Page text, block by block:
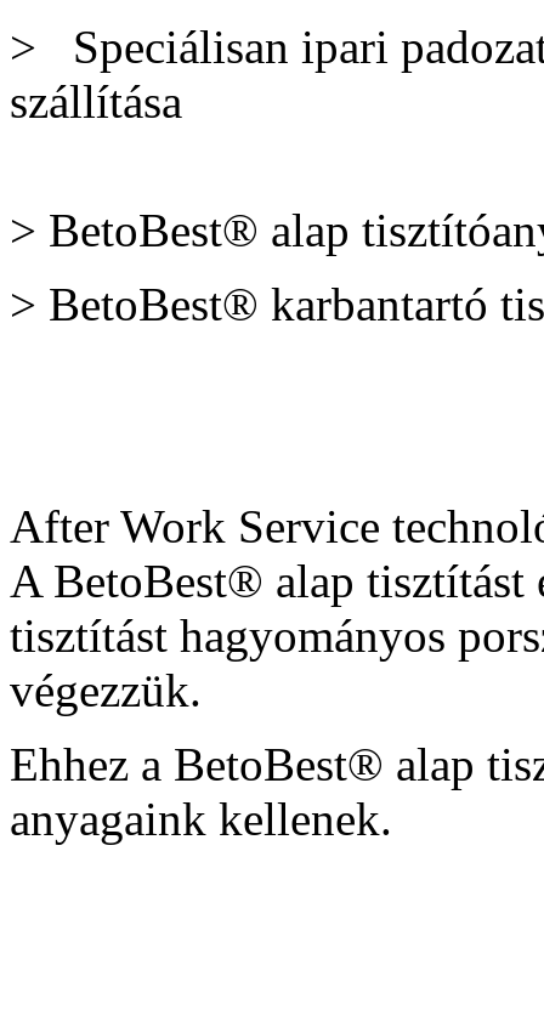
> Speciálisan ipari
szállítása
> BetoBest® alap
> BetoBest® karbantartó
After Work Service
A BetoBest® alap tisztítást
tisztítást hagyományos
végezzük.
Ehhez a BetoBest® alap
anyagaink kellenek.